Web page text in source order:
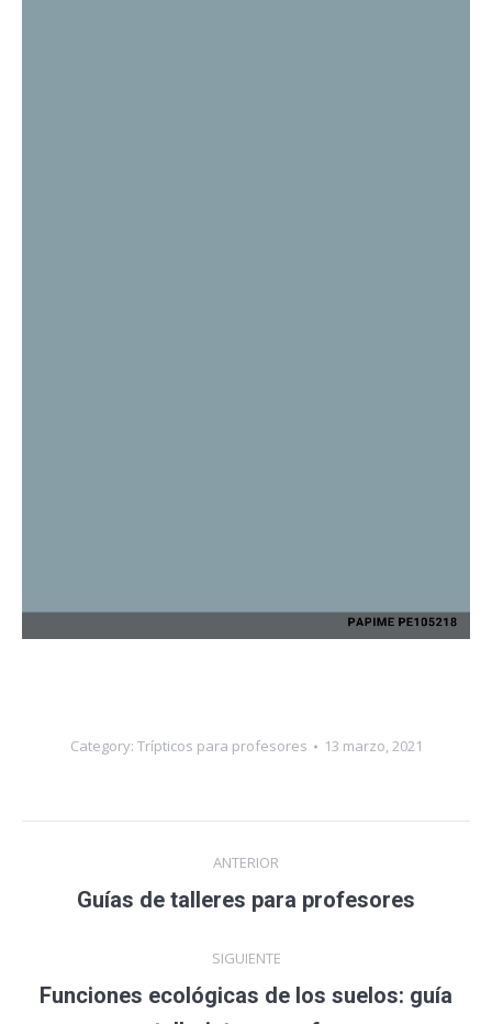
Category: Trípticos para profesores 13 marzo, 2021
entre
publicaciones
ANTERIOR
Publicación
anterior:
Guías de talleres para profesores
SIGUIENTE
Publicación
Funciones ecológicas de los suelos: guía